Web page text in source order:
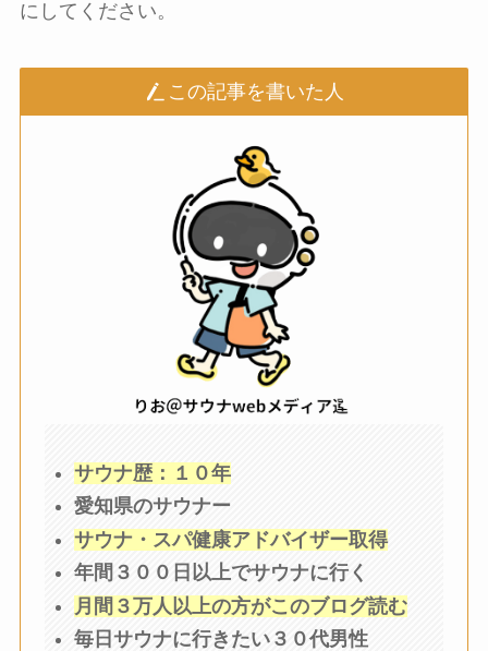
にしてください。
この記事を書いた人
サウナ歴：１０年
愛知県のサウナー
サウナ・スパ健康アドバイザー取得
年間３００日以上でサウナに行く
月間３万人以上の方がこのブログ読む
毎日サウナに行きたい３０代男性